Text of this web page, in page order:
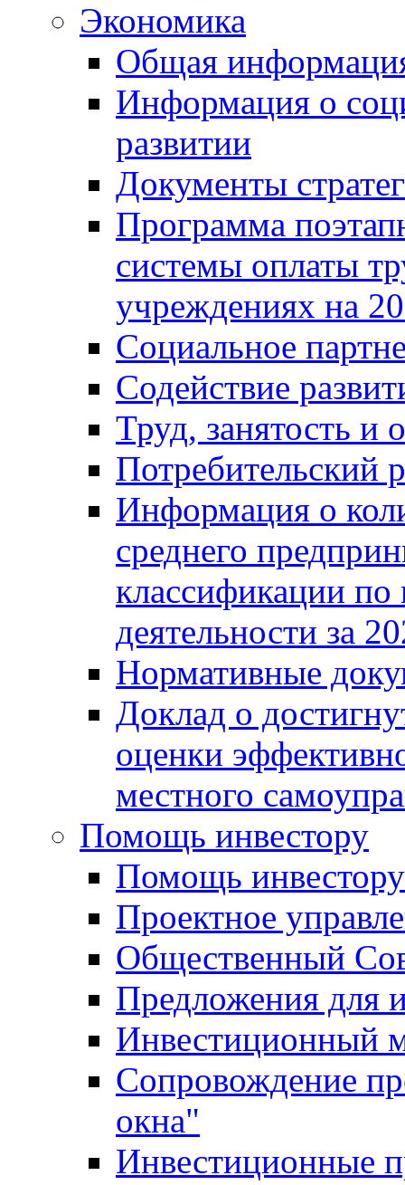
Экономика
Общая
Информация о
развитии
Документы
Программа
системы оплаты
учреждениях на
Социальное
Содействие
Труд, занятость и
Потребительский
Информация о
среднего
классификации
деятельности за
Нормативные
Доклад о
оценки
местного
Помощь инвестору
Помощь инвестору
Проектное
Общественный
Предложения для
Инвестиционный
Сопровождение
окна"
Инвестиционные